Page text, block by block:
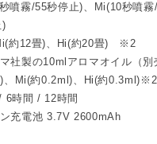
/ Middle / High」の3段階で香
6畳）
約12畳）
約20畳）
噴霧/55秒停止)、Mi(10秒噴
)
約12畳)、Hi(約20畳) ※2
社製の10mlアロマオイル（別
、Mi(約0.2ml)、Hi(約0.3ml)※2
6時間 / 12時間
充電池 3.7V 2600mAh